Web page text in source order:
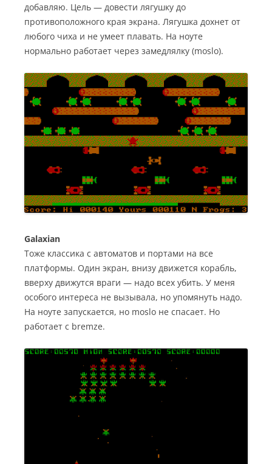
добавляю. Цель — довести лягушку до
противоположного края экрана. Лягушка дохнет от
любого чиха и не умеет плавать. На ноуте
нормально работает через замедлялку (moslo).
Galaxian
Тоже классика с автоматов и портами на все
платформы. Один экран, внизу движется корабль,
вверху движутся враги — надо всех убить. У меня
особого интереса не вызывала, но упомянуть надо.
На ноуте запускается, но moslo не спасает. Но
работает с bremze.